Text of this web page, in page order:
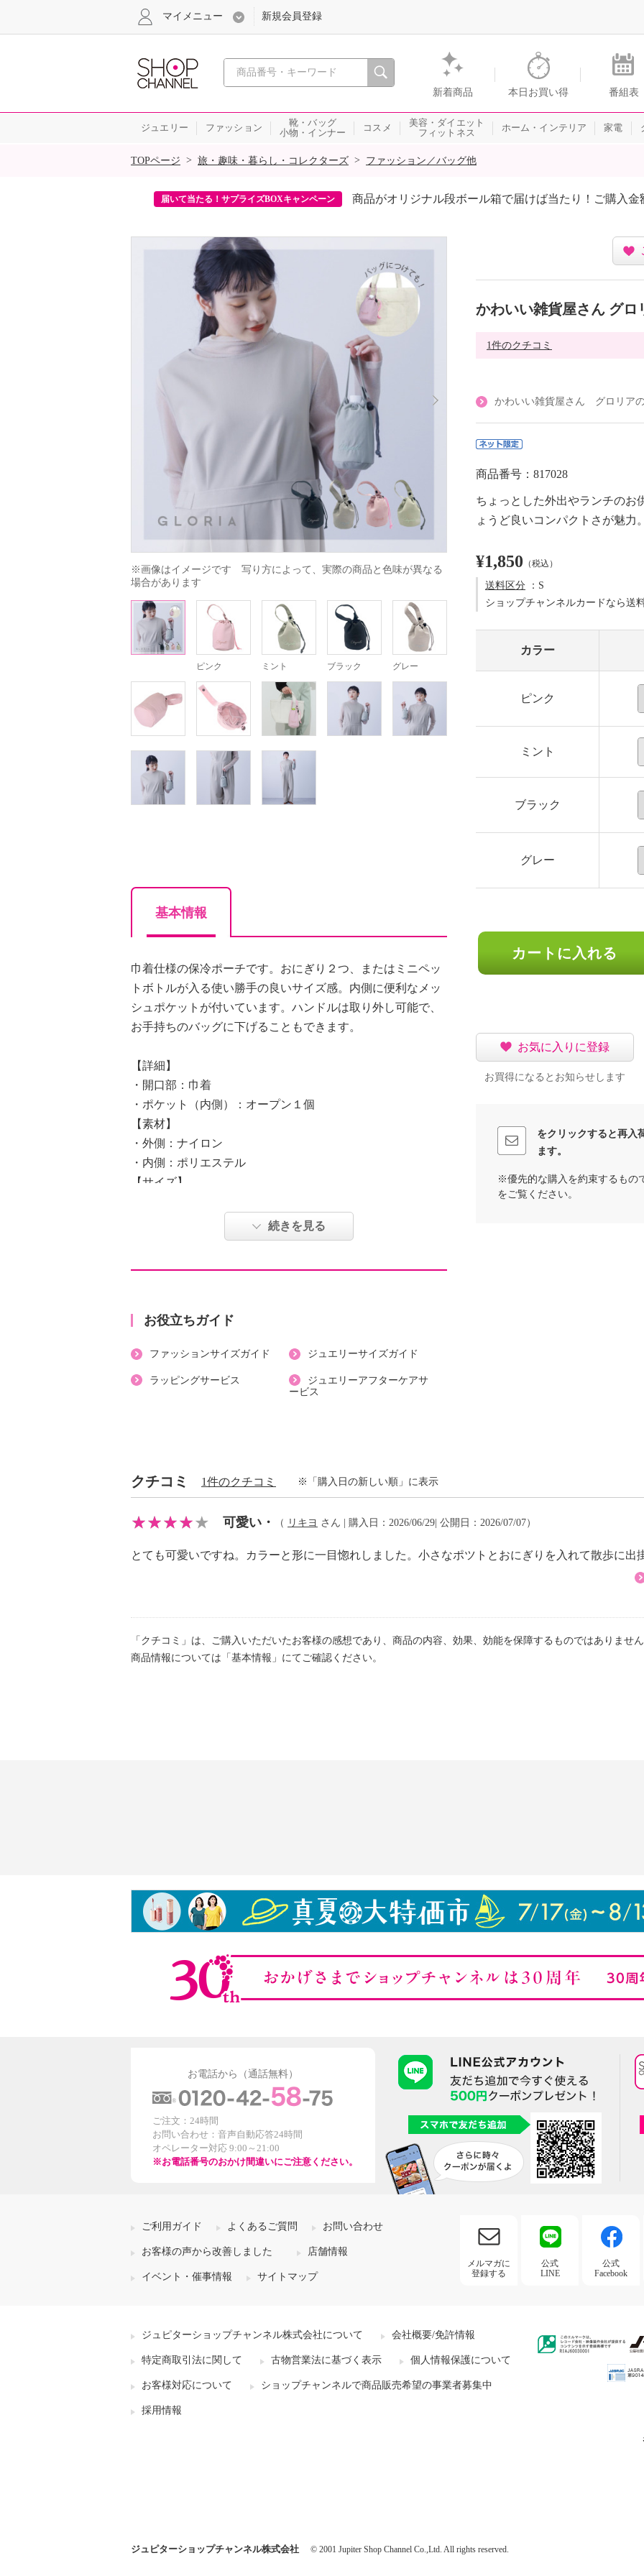
心おどる、瞬間を。通販・テレビショッピングのショップチャンネル
新着商品 本日お買い得 番組表
マイメニュー 新規会員登録
ジュエリー ファッション
靴・バッグ
小物・インナー
コスメ
美容・ダイエット
フィットネス
ホーム・インテリア 家電
SALE
TOPページ > 旅・趣味・暮らし・コレクターズ > ファッション／バッグ他
届いて当たる！サプライズBOXキャンペーン 商品がオリジナル段ボール箱で届けば当たり！ご購入
※画像はイメージです　写り方によって、実際の商品と色味が異なる
場合があります
ピンク ミント ブラック グレー
基本情報
巾着仕様の保冷ポーチです。おにぎり２つ、またはミニペッ
トボトルが入る使い勝手の良いサイズ感。内側に便利なメッ
シュポケットが付いています。ハンドルは取り外し可能で、
お手持ちのバッグに下げることもできます。
【詳細】
・開口部：巾着
・ポケット（内側）：オープン１個
【素材】
・外側：ナイロン
・内側：ポリエステル
【サイズ】
【原産国（地）】
続きを見る
お役立ちガイド
ファッションサイズガイド ジュエリーサイズガイド
ラッピングサービス
ジュエリーアフターケアサ
ービス
かわいい雑貨屋さん グ
1件のクチコミ
かわいい雑貨屋さん グロリア
商品番号：817028
ちょっとした外出やランチのお
ょうど良いコンパクトさが魅力
¥1,850 （税込）
送料区分 ：S
ショップチャンネルカードなら送
カラー
ピンク
ミント
ブラック
グレー
カートに入れる
お気に入りに登録
お買得になるとお知らせします
をクリックすると再入
ます。
※優先的な購入を約束するもの
をご覧ください。
クチコミ 1件のクチコミ ※「購入日の新しい順」に表示
可愛い・ （ リキヨ さん | 購入日：2026/06/29| 公開日：2026/07/07）
とても可愛いですね。カラーと形に一目惚れしました。小さなポツトとおにぎりを入れて散歩に出
「クチコミ」は、ご購入いただいたお客様の感想であり、商品の内容、効果、効能を保障するものではありませ
商品情報については「基本情報」にてご確認ください。
お電話から（通話無料）
ご注文：24時間
お問い合わせ：音声自動応答24時間
オペレーター対応 9:00～21:00
※お電話番号のおかけ間違いにご注意ください。
ご利用ガイド よくあるご質問 お問い合わせ
お客様の声から改善しました 店舗情報
イベント・催事情報 サイトマップ
メルマガに
登録する
公式
LINE
公式
Facebook
ジュピターショップチャンネル株式会社について 会社概要/免許情報
特定商取引法に関して 古物営業法に基づく表示 個人情報保護について
お客様対応について ショップチャンネルで商品販売希望の事業者募集中
採用情報
ジュピターショップチャンネル株式会社 © 2001 Jupiter Shop Channel Co.,Ltd. All rights reserved.